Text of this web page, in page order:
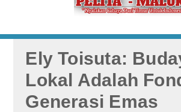
Ely Toisuta:
Lokal Adalah
Generasi Emas